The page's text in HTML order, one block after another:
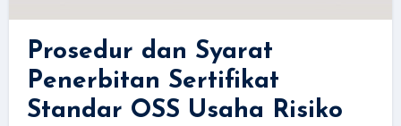
Prosedur dan Syarat
Penerbitan Sertifikat
Standar OSS Usaha Risiko